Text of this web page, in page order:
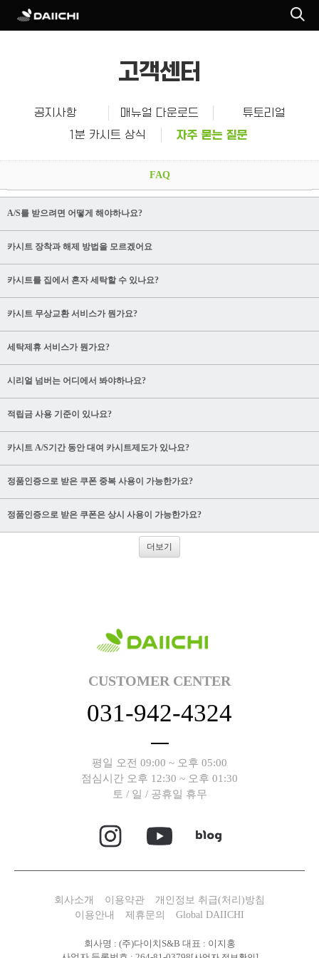
고객센터
공지사항 매뉴얼 다운로드
튜토리얼
1분 카시트 상식
자주 묻는 질문
FAQ
A/S를 받으려면 어떻게 해야하나요?
카시트 장착과 해제 방법을 모르겠어요
카시트를 집에서 혼자 세탁할 수 있나요?
카시트 무상교환 서비스가 뭔가요?
세탁제휴 서비스가 뭔가요?
시리얼 넘버는 어디에서 봐야하나요?
적립금 사용 기준이 있나요?
카시트 A/S기간 동안 대여 카시트제도가 있나요?
정품인증으로 받은 쿠폰 중복 사용이 가능한가요?
정품인증으로 받은 쿠폰은 상시 사용이 가능한가요?
더보기
CUSTOMER CENTER
031-942-4324
평일 오전 09:00 ~ 오후 05:00
점심시간 오후 12:30 ~ 오후 01:30
토 / 일 / 공휴일 휴무
회사소개 이용약관
개인정보 취급(처리)방침
이용안내
제휴문의 Global DAIICHI
회사명 : (주)다이치S&B 대표 : 이지홍